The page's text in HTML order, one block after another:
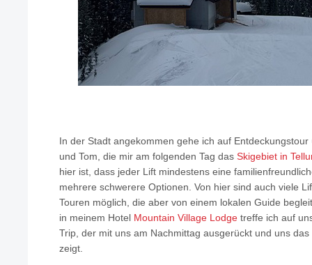
In der Stadt angekommen gehe ich auf
und Tom, die mir am folgenden Tag das Skigebiet in
hier ist, dass jeder Lift mindestens eine
mehrere schwerere Optionen. Von hier sind auch viele
Touren möglich, die aber von einem lokalen Guide
in meinem Hotel Mountain Village Lodge treffe ich auf
Trip, der mit uns am Nachmittag ausgerückt und uns
zeigt.